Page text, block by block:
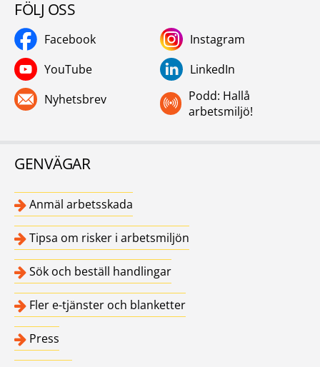
FÖLJ OSS
Facebook
Instagram
YouTube
LinkedIn
Nyhetsbrev
Podd: Hallå
arbetsmiljö!
GENVÄGAR
Anmäl arbetsskada
Tipsa om risker i arbetsmiljön
Sök och beställ handlingar
Fler e-tjänster och blanketter
Press